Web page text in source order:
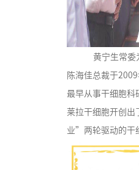
黄宁生常委
陈海佳总裁于
最早从事干细胞科
莱拉干细胞开创
业”两轮驱动的干